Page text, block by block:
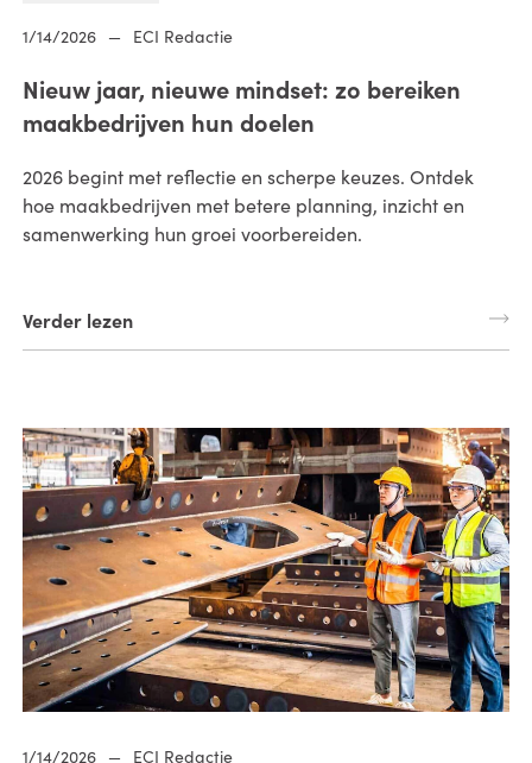
1/14/2026 — ECI Redactie
Nieuw jaar, nieuwe mindset: zo bereiken
maakbedrijven hun doelen
2026 begint met reflectie en scherpe keuzes. Ontdek
hoe maakbedrijven met betere planning, inzicht en
samenwerking hun groei voorbereiden.
Verder lezen
1/14/2026 — ECI Redactie